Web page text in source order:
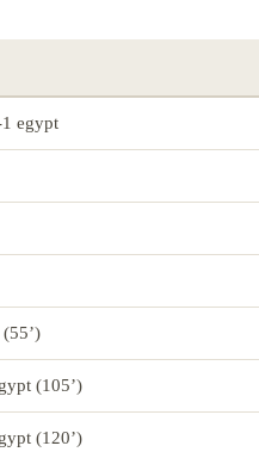
egypt
(105’)
(120’)